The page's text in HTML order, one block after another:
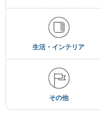
生活・インテリア
その他